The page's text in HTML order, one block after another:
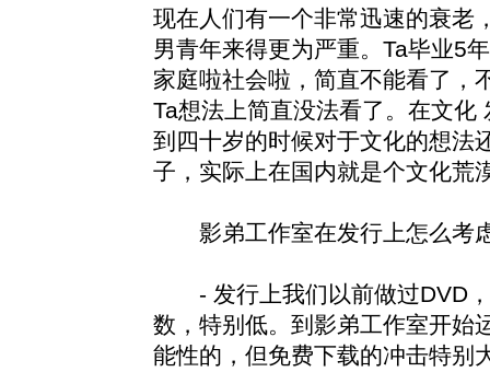
现在人们有一个非常迅速的衰老
男青年来得更为严重。Ta毕业5
家庭啦社会啦，简直不能看了，
Ta想法上简直没法看了。在文化
到四十岁的时候对于文化的想法
子，实际上在国内就是个文化荒
影弟工作室在发行上怎么考
- 发行上我们以前做过DVD，
数，特别低。到影弟工作室开始
能性的，但免费下载的冲击特别